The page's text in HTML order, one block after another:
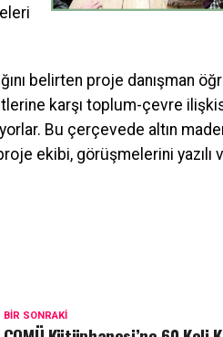
belirten proje danışman
karşı toplum-çevre
Bu çerçevede altın
ekibi, görüşmelerini yazılı
BIR SONRAKI